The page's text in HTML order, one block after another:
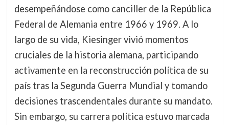
desempeñándose como canciller de la República
Federal de Alemania entre 1966 y 1969. A lo
largo de su vida, Kiesinger vivió momentos
cruciales de la historia alemana, participando
activamente en la reconstrucción política de su
país tras la Segunda Guerra Mundial y tomando
decisiones trascendentales durante su mandato.
Sin embargo, su carrera política estuvo marcada